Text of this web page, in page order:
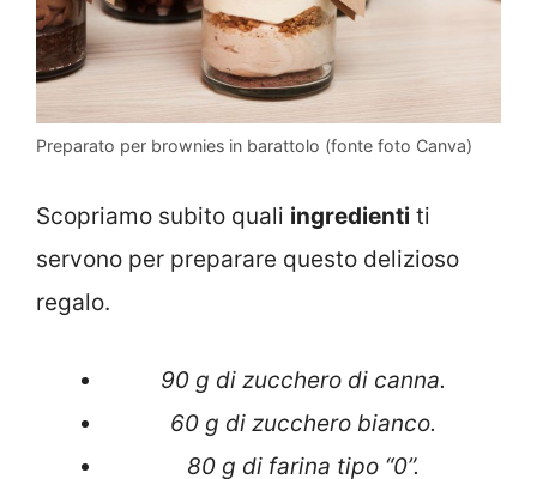
Preparato per brownies in barattolo (fonte foto Canva)
Scopriamo subito quali ingredienti ti
servono per preparare questo delizioso
regalo.
90 g di zucchero di canna.
60 g di zucchero bianco.
80 g di farina tipo “0”.